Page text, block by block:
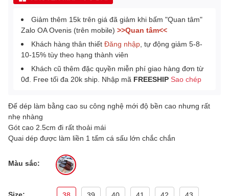
Giảm thêm 15k trên giá đã giảm khi bấm "Quan tâm"
Zalo OA Ovenis (trên mobile) >>Quan tâm<<
Khách hàng thân thiết Đăng nhập , tự động giảm 5-8-
10-15% tùy theo hạng thành viên
Khách cũ thêm đặc quyền miễn phí giao hàng đơn từ
0đ. Free tối đa 20k ship. Nhập mã FREESHIP Sao chép
Đế dép làm bằng cao su công nghệ mới độ bền cao nhưng rất
nhẹ nhàng
Gót cao 2.5cm đi rất thoải mái
Quai dép được làm liền 1 tấm cá sấu lớn chắc chắn
Màu sắc:
Size: